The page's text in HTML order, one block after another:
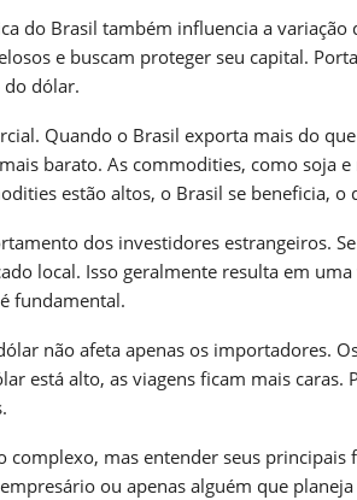
do Brasil também influencia a
e buscam proteger seu capital.
do dólar.
Quando o Brasil exporta mais do
barato. As commodities, como soja
estão altos, o Brasil se beneficia,
dos investidores estrangeiros.
local. Isso geralmente resulta em
fundamental.
não afeta apenas os importadores.
está alto, as viagens ficam mais
mas entender seus
ou apenas alguém que